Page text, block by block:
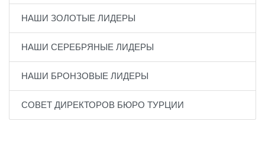
НАШИ ЗОЛОТЫЕ ЛИДЕРЫ
НАШИ СЕРЕБРЯНЫЕ ЛИДЕРЫ
НАШИ БРОНЗОВЫЕ ЛИДЕРЫ
СОВЕТ ДИРЕКТОРОВ БЮРО ТУРЦИИ